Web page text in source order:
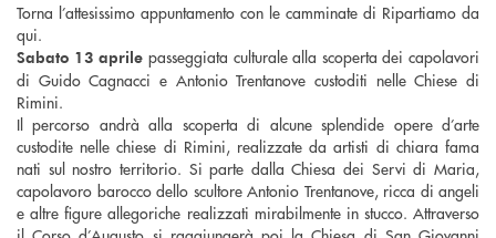
Torna l’attesissimo appuntamento con le camminate di Ripartiamo da
qui.
Sabato 13 aprile passeggiata culturale alla scoperta dei capolavori
di Guido Cagnacci e Antonio Trentanove custoditi nelle Chiese di
Rimini.
Il percorso andrà alla scoperta di alcune splendide opere d’arte
custodite nelle chiese di Rimini, realizzate da artisti di chiara fama
nati sul nostro territorio. Si parte dalla Chiesa dei Servi di Maria,
capolavoro barocco dello scultore Antonio Trentanove, ricca di angeli
e altre figure allegoriche realizzati mirabilmente in stucco. Attraverso